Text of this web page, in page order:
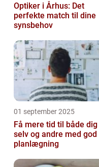
Optiker i Århus: Det
perfekte match til dine
synsbehov
01 september 2025
Få mere tid til både dig
selv og andre med god
planlægning